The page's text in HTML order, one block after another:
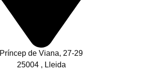
Príncep de Viana, 27-29
25004 , Lleida